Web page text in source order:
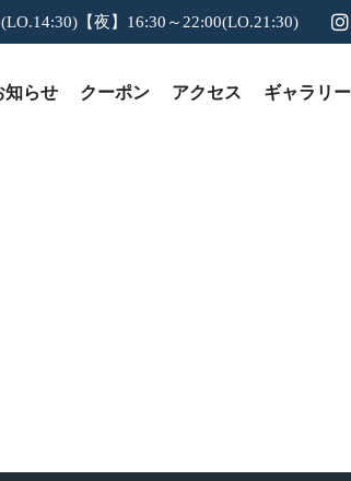
【夜】16:30～22:00(LO.21:30)
知らせ クーポン アクセス ギャラリー